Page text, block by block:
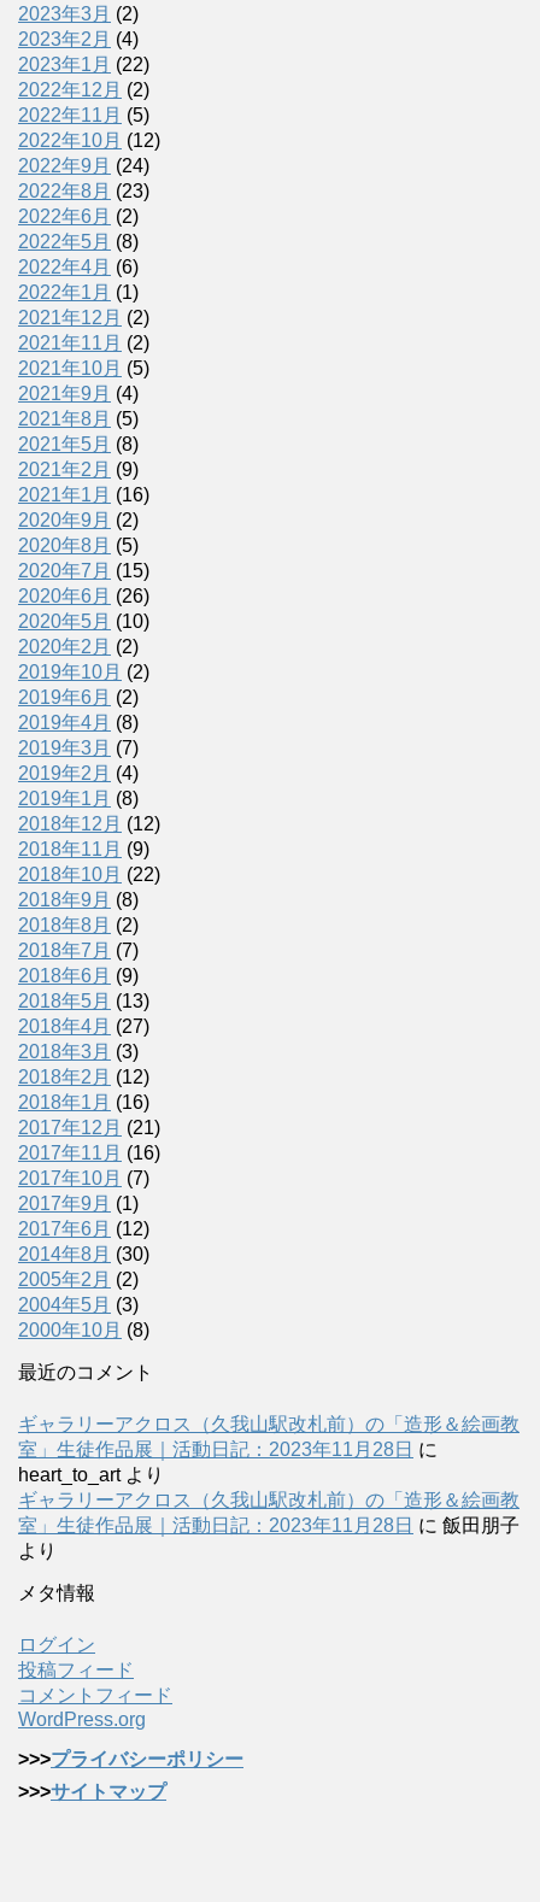
2023年3月 (2)
2023年2月 (4)
2023年1月 (22)
2022年12月 (2)
2022年11月 (5)
2022年10月 (12)
2022年9月 (24)
2022年8月 (23)
2022年6月 (2)
2022年5月 (8)
2022年4月 (6)
2022年1月 (1)
2021年12月 (2)
2021年11月 (2)
2021年10月 (5)
2021年9月 (4)
2021年8月 (5)
2021年5月 (8)
2021年2月 (9)
2021年1月 (16)
2020年9月 (2)
2020年8月 (5)
2020年7月 (15)
2020年6月 (26)
2020年5月 (10)
2020年2月 (2)
2019年10月 (2)
2019年6月 (2)
2019年4月 (8)
2019年3月 (7)
2019年2月 (4)
2019年1月 (8)
2018年12月 (12)
2018年11月 (9)
2018年10月 (22)
2018年9月 (8)
2018年8月 (2)
2018年7月 (7)
2018年6月 (9)
2018年5月 (13)
2018年4月 (27)
2018年3月 (3)
2018年2月 (12)
2018年1月 (16)
2017年12月 (21)
2017年11月 (16)
2017年10月 (7)
2017年9月 (1)
2017年6月 (12)
2014年8月 (30)
2005年2月 (2)
2004年5月 (3)
2000年10月 (8)
最近のコメント
ギャラリーアクロス（久我山駅改札前）の「造形＆絵画教
室」生徒作品展｜活動日記：2023年11月28日 に
heart_to_artより
ギャラリーアクロス（久我山駅改札前）の「造形＆絵画教
室」生徒作品展｜活動日記：2023年11月28日 に 飯田朋子
より
メタ情報
ログイン
投稿フィード
コメントフィード
WordPress.org
>>>プライバシーポリシー
>>>サイトマップ